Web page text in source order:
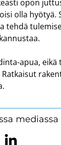
opon
olla hyö­tyä.
tehdä
​apua,
mediassa